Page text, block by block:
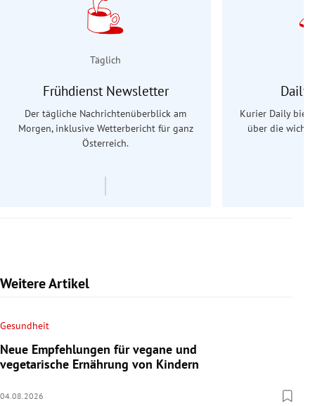
Täglich
Frühdienst Newsletter
Der tägliche Nachrichtenüberblick am
Morgen, inklusive Wetterbericht für ganz
Österreich.
Daily
Kurier Daily
über die
Weitere Artikel
Gesundheit
Neue Empfehlungen für vegane und
vegetarische Ernährung von Kindern
04.08.2026